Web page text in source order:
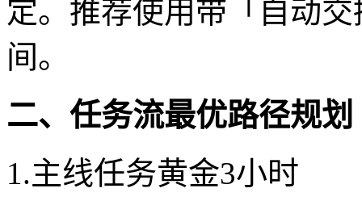
定。推荐使用带「自动
间。
二、任务流最优路径规划
1.主线任务黄金3小时